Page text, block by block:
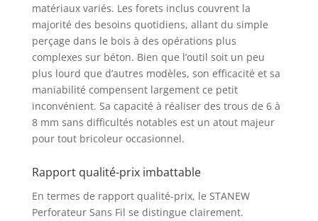
matériaux variés. Les forets inclus couvrent la
majorité des besoins quotidiens, allant du simple
perçage dans le bois à des opérations plus
complexes sur béton. Bien que l’outil soit un peu
plus lourd que d’autres modèles, son efficacité et sa
maniabilité compensent largement ce petit
inconvénient. Sa capacité à réaliser des trous de 6 à
8 mm sans difficultés notables est un atout majeur
pour tout bricoleur occasionnel.
Rapport qualité-prix imbattable
En termes de rapport qualité-prix, le STANEW
Perforateur Sans Fil se distingue clairement.